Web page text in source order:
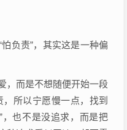
负责”，其实这是一种偏
，而是不想随便开始一段
所以宁愿慢一点，找到
，也不是没追求，而是把